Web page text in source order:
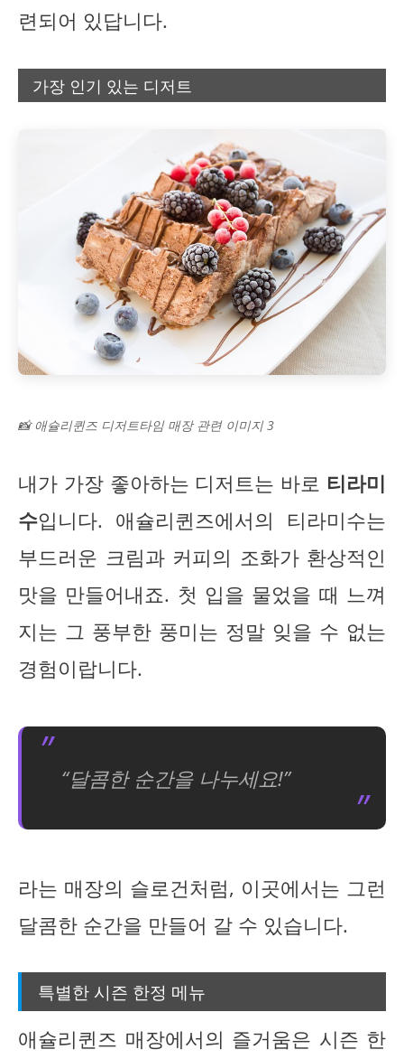
련되어 있답니다.
가장 인기 있는 디저트
📸 애슐리퀸즈 디저트타임 매장 관련 이미지 3
내가 가장 좋아하는 디저트는 바로 티라미
수입니다. 애슐리퀸즈에서의 티라미수는
부드러운 크림과 커피의 조화가 환상적인
맛을 만들어내죠. 첫 입을 물었을 때 느껴
지는 그 풍부한 풍미는 정말 잊을 수 없는
경험이랍니다.
“달콤한 순간을 나누세요!”
라는 매장의 슬로건처럼, 이곳에서는 그런
달콤한 순간을 만들어 갈 수 있습니다.
특별한 시즌 한정 메뉴
애슐리퀸즈 매장에서의 즐거움은 시즌 한